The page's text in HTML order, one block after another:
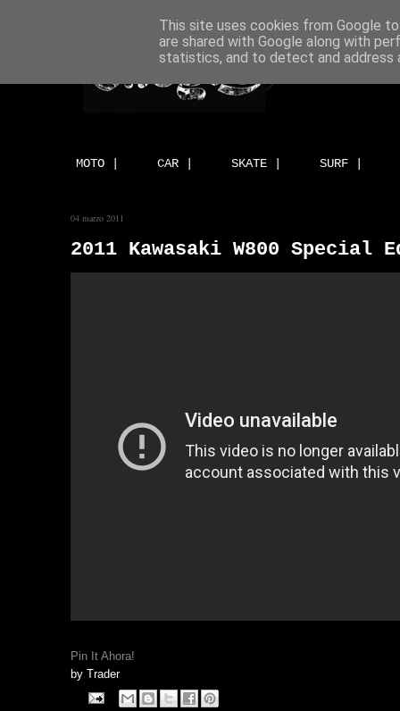
MOTO | CAR | SKATE | SURF |
04 marzo 2011
2011 Kawasaki W800
Pin It Ahora!
by Trader
This site uses cookies from Google
are shared with Google along with
statistics, and to detect and address